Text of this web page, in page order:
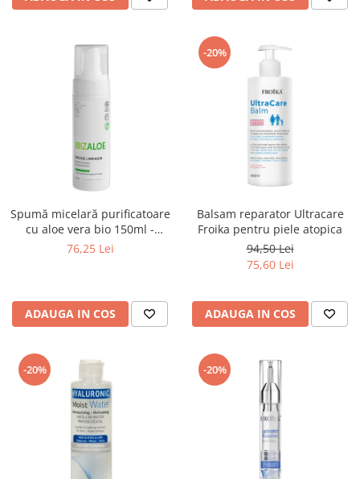
Spumă micelară purificatoare
cu aloe vera bio 150ml -
Ibizaloe
76,25 Lei
ADAUGA IN COS
-20%
Balsam reparatοr Ultracare
Froika pentru piele atopica
94,50 Lei
75,60 Lei
ADAUGA IN COS
-20% -20%